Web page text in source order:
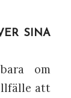
SINA
om
att